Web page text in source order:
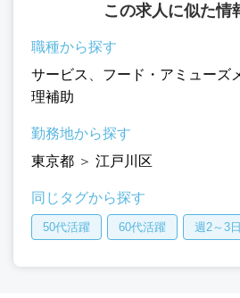
この求人に似た情
職種から探す
サービス
フード・アミューズ
理補助
勤務地から探す
東京都 ＞ 江戸川区
同じタグから探す
50代活躍 60代活躍 週2～3